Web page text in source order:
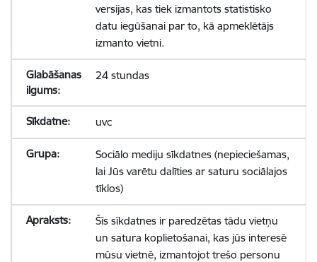
versijas, kas tiek izmantots statistisko
datu iegūšanai par to, kā apmeklētājs
izmanto vietni.
24 stundas
uvc
Sociālo mediju sīkdatnes (nepieciešamas,
lai Jūs varētu dalīties ar saturu sociālajos
tīklos)
Šīs sīkdatnes ir paredzētas tādu vietņu
un satura koplietošanai, kas jūs interesē
mūsu vietnē, izmantojot trešo personu